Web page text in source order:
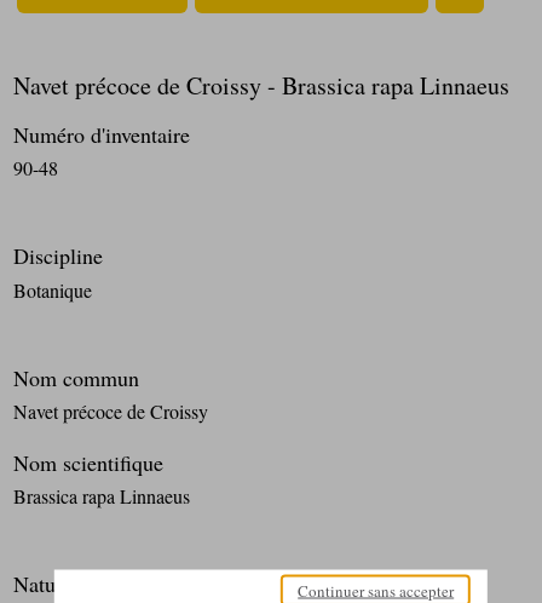
Navet précoce de Croissy - Brassica rapa Linnaeus
Numéro d'inventaire
90-48
Discipline
Botanique
Nom commun
Navet précoce de Croissy
Nom scientifique
Brassica rapa Linnaeus
Nature du spécimen Continuer sans accepter